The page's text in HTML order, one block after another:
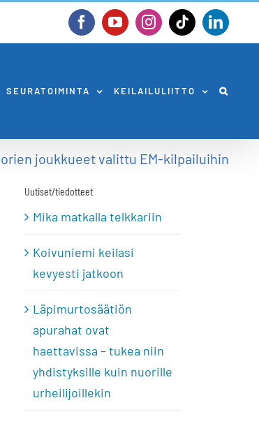
FacebookYouTubeInstagram
Tiktok
SEURATOIMINTA KEILAILULIITTO
joukkueet valittu EM-kilpailuihin
Uutiset/tiedotteet
Mika matkalla telkkariin
Koivuniemi keilasi
kevyesti jatkoon
Läpimurtosäätiön
apurahat ovat
haettavissa – tukea niin
yhdistyksille kuin nuorille
urheilijoillekin